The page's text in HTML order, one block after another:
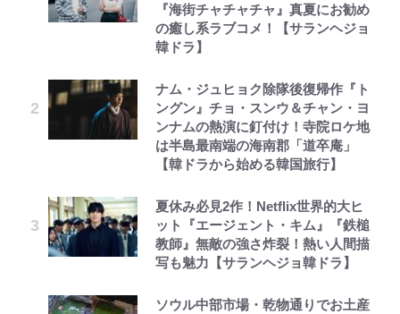
『海街チャチャチャ』真夏にお勧め
の癒し系ラブコメ！【サランヘジョ
韓ドラ】
ナム・ジュヒョク除隊後復帰作『ト
ングン』チョ・スンウ＆チャン・ヨ
ンナムの熱演に釘付け！寺院ロケ地
は半島最南端の海南郡「道卒庵」
【韓ドラから始める韓国旅行】
夏休み必見2作！Netflix世界的大ヒ
ット『エージェント・キム』『鉄槌
教師』無敵の強さ炸裂！熱い人間描
写も魅力【サランヘジョ韓ドラ】
ソウル中部市場・乾物通りでお土産